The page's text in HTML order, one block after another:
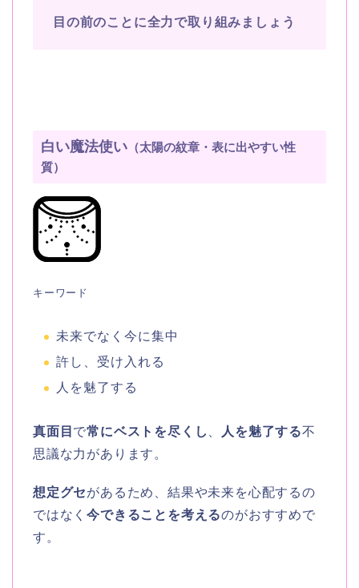
目の前のことに全力で取り組みましょう
白い魔法使い （太陽の紋章・表に出やすい性
質）
キーワード
未来でなく今に集中
許し、受け入れる
人を魅了する
真面目 で常にベストを尽くし 人を魅了する不
思議な力があります。
想定グセがあるため、結果や未来を心配するの
ではなく今できることを考えるのがおすすめで
す。